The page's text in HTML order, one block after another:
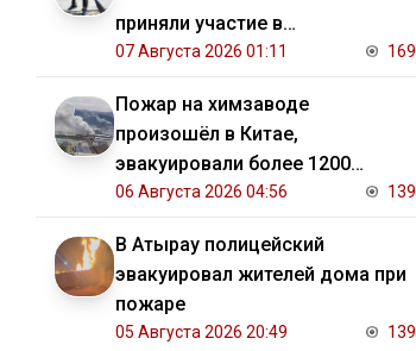
приняли участие в
экологической акции
07 Августа 2026 01:11 169
Пожар на химзаводе
произошёл в Китае,
эвакуировали более 1200
человек
06 Августа 2026 04:56 139
В Атырау полицейский
эвакуировал жителей дома при
пожаре
05 Августа 2026 20:49 139